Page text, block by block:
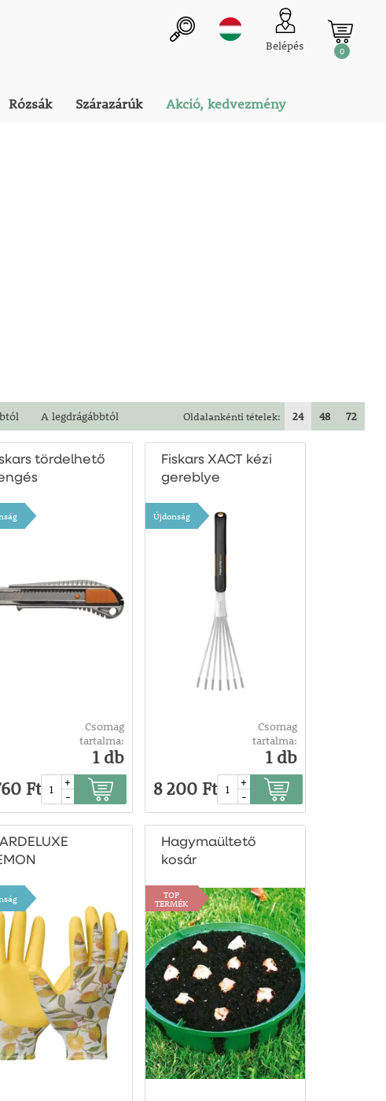
Belépés 0
Rózsák Szárazárúk Akció, kedvezmény
A legdrágábbtól Oldalankénti tételek: 24 48 72
tördelhető
Csomag
tartalma:
1 db
Ft
+
-
Fiskars XACT kézi
gereblye
Újdonság
Csomag
tartalma:
1 db
8 200 Ft
+
-
Hagymaültető
kosár
TOP
TERMÉK